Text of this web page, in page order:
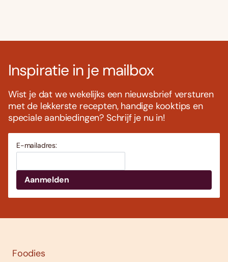
Inspiratie in je mailbox
Wist je dat we wekelijks een nieuwsbrief versturen
met de lekkerste recepten, handige kooktips en
speciale aanbiedingen? Schrijf je nu in!
E-mailadres:
Foodies